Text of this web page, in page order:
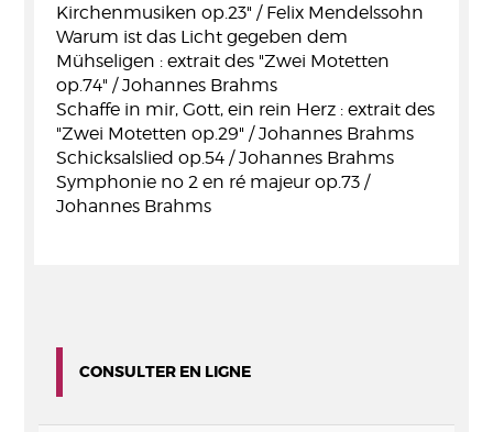
Kirchenmusiken op.23" / Felix Mendelssohn
Warum ist das Licht gegeben dem
Mühseligen : extrait des "Zwei Motetten
op.74" / Johannes Brahms
Schaffe in mir, Gott, ein rein Herz : extrait des
"Zwei Motetten op.29" / Johannes Brahms
Schicksalslied op.54 / Johannes Brahms
Symphonie no 2 en ré majeur op.73 /
Johannes Brahms
CONSULTER EN LIGNE